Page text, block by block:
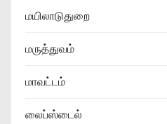
மயிலாடுதுறை
மருத்துவம்
மாவட்டம்
லைப்ஸ்டைல்